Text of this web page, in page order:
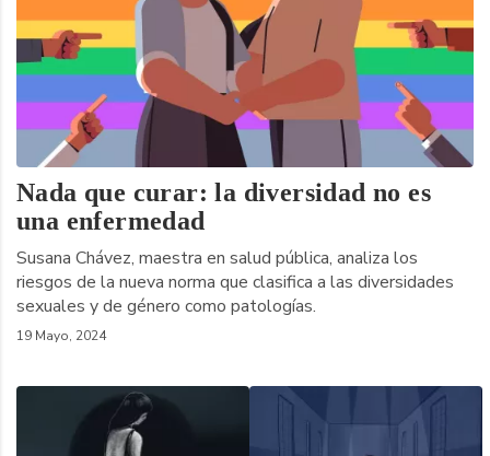
Nada que curar: la diversidad no es
una enfermedad
Susana Chávez, maestra en salud pública, analiza los
riesgos de la nueva norma que clasifica a las diversidades
sexuales y de género como patologías.
19 Mayo, 2024